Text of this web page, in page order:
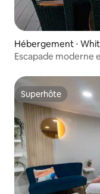
Hébergement ⋅
Escapade moderne
Superhôte
Superhôte